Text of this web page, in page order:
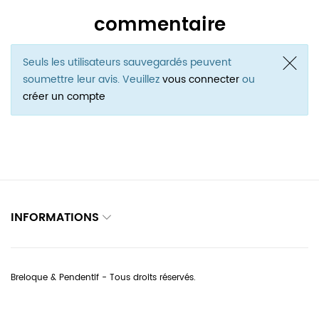
commentaire
Seuls les utilisateurs sauvegardés peuvent
soumettre leur avis. Veuillezvous connecterou
créer un compte
INFORMATIONS
Breloque & Pendentif - Tous droits réservés.